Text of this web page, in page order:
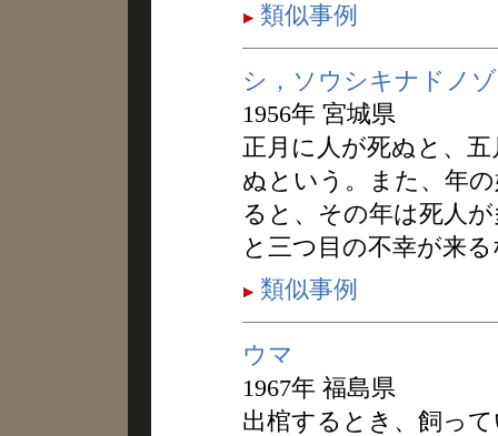
類似事例
シ，ソウシキナドノ
1956年 宮城県
正月に人が死ぬと、
ぬという。また、年
ると、その年は死人
と三つ目の不幸が来
類似事例
ウマ
1967年 福島県
出棺するとき、飼っ